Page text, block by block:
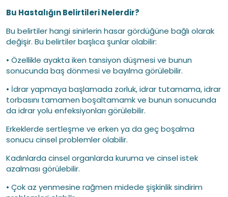
Bu Hastalığın Belirtileri Nelerdir?
Bu belirtiler hangi sinirlerin hasar gördüğüne bağlı olarak
değişir. Bu belirtiler başlıca şunlar olabilir:
• Özellikle ayakta iken tansiyon düşmesi ve bunun
sonucunda baş dönmesi ve bayılma görülebilir.
• İdrar yapmaya başlamada zorluk, idrar tutamama, idrar
torbasını tamamen boşaltamamk ve bunun sonucunda
da idrar yolu enfeksiyonları görülebilir.
Erkeklerde sertleşme ve erken ya da geç boşalma
sonucu cinsel problemler olabilir.
Kadınlarda cinsel organlarda kuruma ve cinsel istek
azalması görülebilir.
• Çok az yenmesine rağmen midede şişkinlik sindirim